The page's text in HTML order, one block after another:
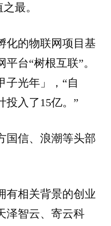
最。
化的物联网项目基
台“树根互联”。
子光年」，“自
投入了15亿。”
国信、浪潮等头部
有相关背景的创业
泽智云、寄云科